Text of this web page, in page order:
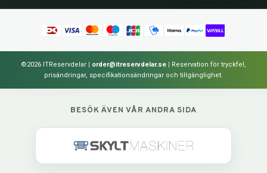
©2026 ITReservdelar | order@itreservdelar.se | Reservation för tryckfel,
prisändringar, specifikationsändringar och tillgänglighet.
BESÖK ÄVEN VÅR ANDRA SIDA